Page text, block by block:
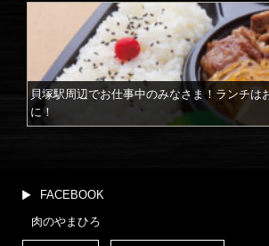
貝塚駅周辺でお仕事中のみなさま！ランチは
に！
FACEBOOK
肉のやまひろ